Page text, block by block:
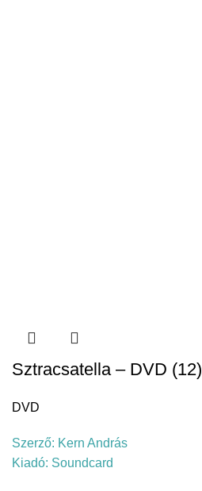
Sztracsatella – DVD (12)
DVD
Szerző: Kern András
Kiadó: Soundcard